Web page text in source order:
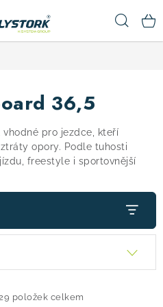
36,5
vhodné pro jezdce, kteří
opory. Podle tuhosti
freestyle i sportovnější
položek celkem